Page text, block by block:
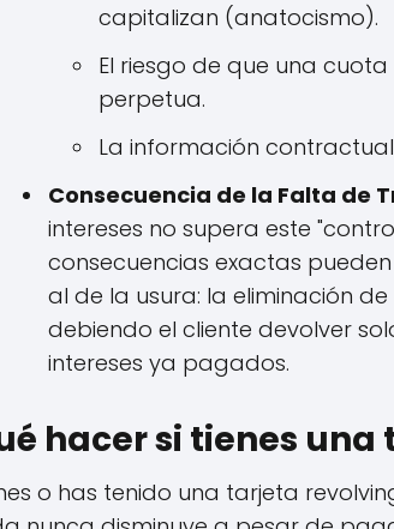
capitalizan (anatocismo).
El riesgo de que una
perpetua.
La información
Consecuencia de la Falta de
intereses no supera este
consecuencias exactas
al de la usura: la eliminación
debiendo el cliente devolver
intereses ya pagados.
hacer si tienes
o has tenido una tarjeta